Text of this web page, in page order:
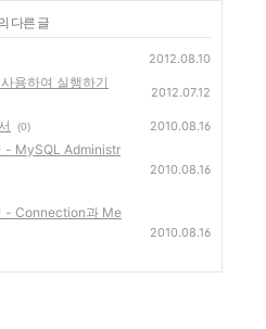
다른 글
2012.08.10
용하여 실행하기
2012.07.12
(0) 2010.08.16
- MySQL Administr
2010.08.16
- Connection과 Me
2010.08.16